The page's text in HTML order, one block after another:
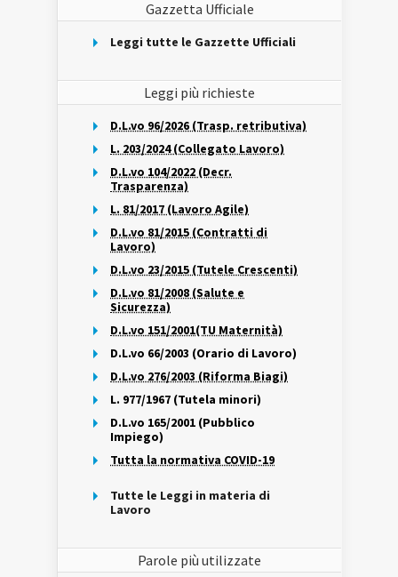
Gazzetta Ufficiale
Leggi tutte le Gazzette Ufficiali
Leggi più richieste
D.L.vo 96/2026 (Trasp. retributiva)
L. 203/2024 (Collegato Lavoro)
D.L.vo 104/2022 (Decr.
Trasparenza)
L. 81/2017 (Lavoro Agile)
D.L.vo 81/2015 (Contratti di
Lavoro)
D.L.vo 23/2015 (Tutele Crescenti)
D.L.vo 81/2008 (Salute e
Sicurezza)
D.L.vo 151/2001(TU Maternità)
D.L.vo 66/2003 (Orario di Lavoro)
D.L.vo 276/2003 (Riforma Biagi)
L. 977/1967 (Tutela minori)
D.L.vo 165/2001 (Pubblico
Impiego)
Tutta la normativa COVID-19
Tutte le Leggi in materia di
Lavoro
Parole più utilizzate